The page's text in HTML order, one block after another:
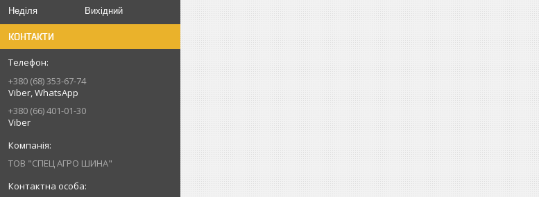
Неділя
Вихідний
КОНТАКТИ
+380 (68) 353-67-74
Viber, WhatsApp
+380 (66) 401-01-30
Viber
ТОВ "СПЕЦ АГРО ШИНА"